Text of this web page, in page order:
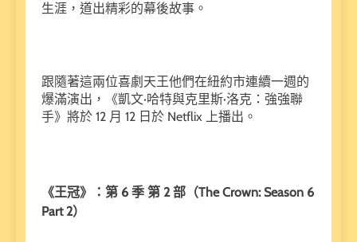
生涯，道出精彩的幕後故事。
跟隨著這兩位喜劇天王他們在紐約市連續一週的
爆滿演出，《凱文·哈特與克里斯·洛克：強強聯
手》將於 12 月 12 日於 Netflix 上播出。
《王冠》：第 6 季 第 2 部（The Crown: Season 6
Part 2）